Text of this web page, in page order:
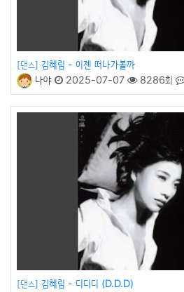
[댄스] 김혜림 - 이젠 떠나가볼까
나야
2025-07-07 8286회
[댄스] 김혜림 - 디디디 (D.D.D)